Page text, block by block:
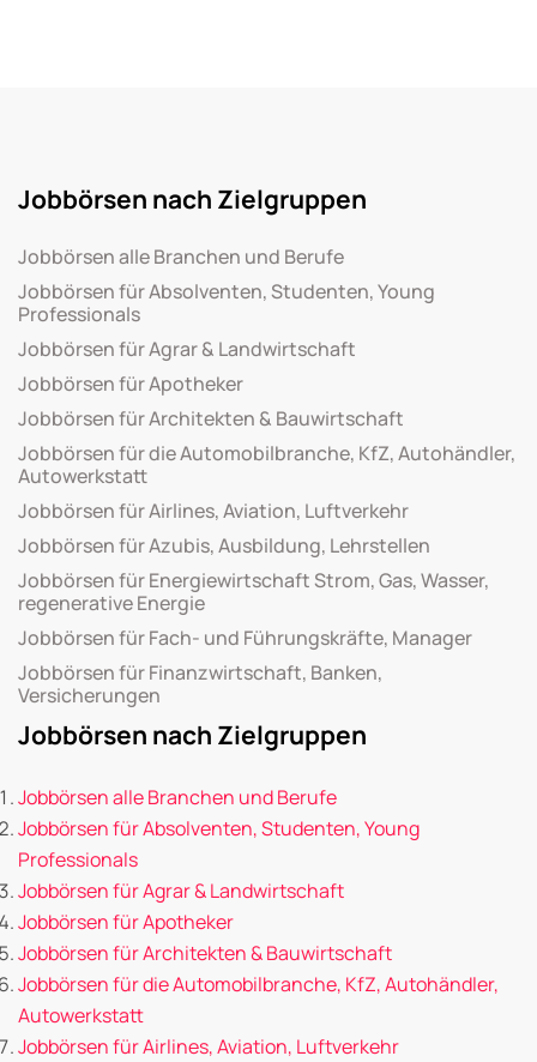
Jobbörsen nach Zielgruppen
Jobbörsen alle Branchen und Berufe
Jobbörsen für Absolventen, Studenten, Young
Professionals
Jobbörsen für Agrar & Landwirtschaft
Jobbörsen für Apotheker
Jobbörsen für Architekten & Bauwirtschaft
Jobbörsen für die Automobilbranche, KfZ, Autohändler,
Autowerkstatt
Jobbörsen für Airlines, Aviation, Luftverkehr
Jobbörsen für Azubis, Ausbildung, Lehrstellen
Jobbörsen für Energiewirtschaft Strom, Gas, Wasser,
regenerative Energie
Jobbörsen für Fach- und Führungskräfte, Manager
Jobbörsen für Finanzwirtschaft, Banken,
Versicherungen
Jobbörsen nach Zielgruppen
Jobbörsen alle Branchen und Berufe
Jobbörsen für Absolventen, Studenten, Young
Professionals
Jobbörsen für Agrar & Landwirtschaft
Jobbörsen für Apotheker
Jobbörsen für Architekten & Bauwirtschaft
Jobbörsen für die Automobilbranche, KfZ, Autohändler,
Autowerkstatt
Jobbörsen für Airlines, Aviation, Luftverkehr